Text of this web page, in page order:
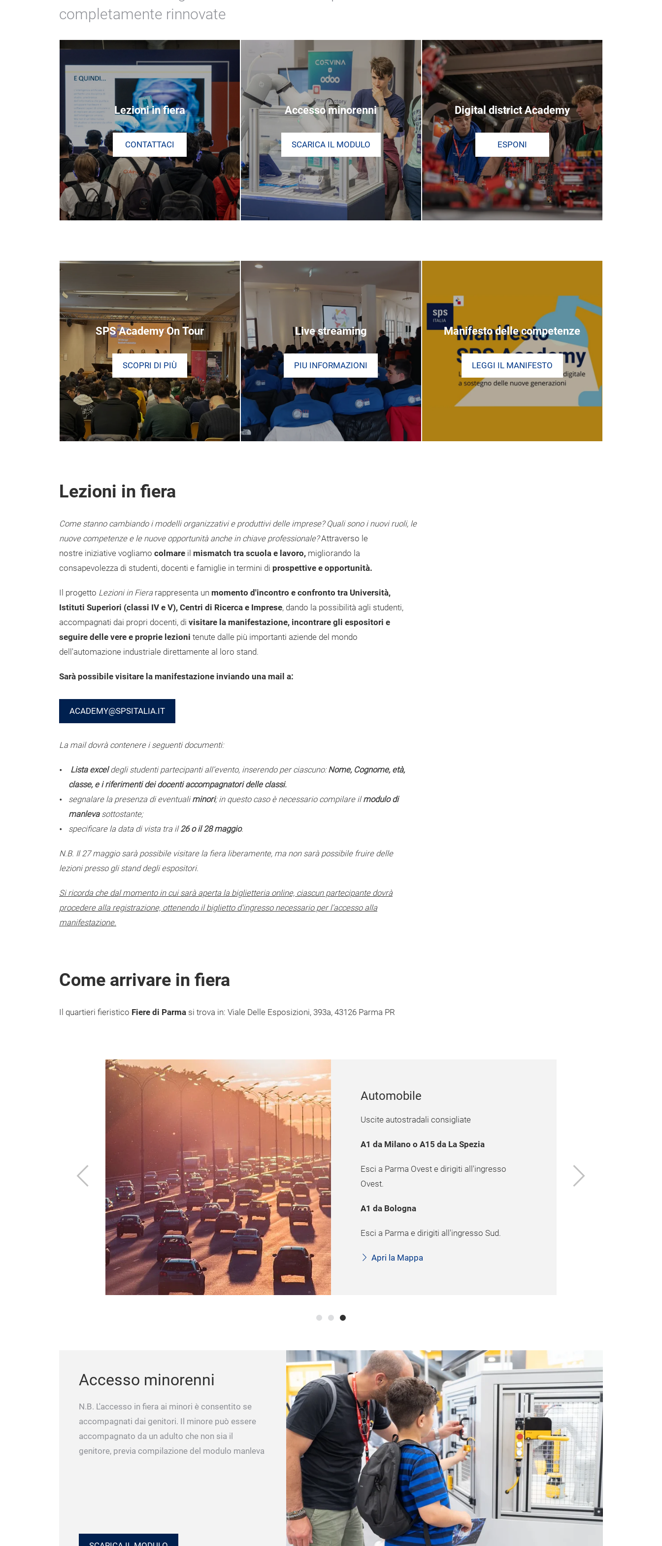
completamente rinnovate
Lezioni in fiera
CONTATTACI
Accesso minorenni
SCARICA IL MODULO
Digital district Academy
ESPONI
SPS Academy On Tour
SCOPRI DI PIÙ
Live streaming
PIU INFORMAZIONI
Manifesto delle competenze
LEGGI IL MANIFESTO
Lezioni in fiera
Come stanno cambiando i modelli organizzativi e produttivi delle imprese? Quali sono i nuovi ruoli, le
nuove competenze e le nuove opportunità anche in chiave professionale?Attraverso le
nostre iniziative vogliamo colmare il mismatch tra scuola e lavoro, migliorando la
consapevolezza di studenti, docenti e famiglie in termini di prospettive e opportunità.
Il progetto Lezioni in Fiera rappresenta un momento d'incontro e confronto tra Università,
Istituti Superiori (classi IV e V), Centri di Ricerca e Imprese, dando la possibilità agli studenti,
accompagnati dai propri docenti, di visitare la manifestazione, incontrare gli espositori e
seguire delle vere e proprie lezioni tenute dalle più importanti aziende del mondo
dell'automazione industriale direttamente al loro stand.
Sarà possibile visitare la manifestazione inviando una mail a:
ACADEMY@SPSITALIA.IT
La mail dovrà contenere i seguenti documenti:
Lista exceldegli studenti partecipanti all’evento, inserendo per ciascuno:Nome, Cognome, età,
classe, e i riferimenti dei docenti accompagnatori delle classi.
segnalare la presenza di eventualiminori; in questo caso è necessario compilare ilmodulo di
manlevasottostante;
specificare la data di vista tra il26 o il 28 maggio.
N.B. Il 27 maggio sarà possibile visitare la fiera liberamente, ma non sarà possibile fruire delle
lezioni presso gli stand degli espositori.
Si ricorda che dal momento in cui sarà aperta la biglietteria online, ciascun partecipante dovrà
procedere alla registrazione, ottenendo il biglietto d’ingresso necessario per l’accesso alla
manifestazione.
Come arrivare in fiera
Il quartieri fieristico Fiere di Parma si trova in: Viale Delle Esposizioni, 393a, 43126 Parma PR
Previous Next
Automobile
Uscite autostradali consigliate
A1 da Milano o A15 da La Spezia
Esci a Parma Ovest e dirigiti all'ingresso
Ovest.
A1 da Bologna
Esci a Parma e dirigiti all'ingresso Sud.
Apri la Mappa
Accesso minorenni
N.B. L'accesso in fiera ai minori è consentito se
accompagnati dai genitori. Il minore può essere
accompagnato da un adulto che non sia il
genitore, previa compilazione del modulo manleva